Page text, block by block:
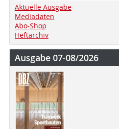
Aktuelle Ausgabe
Mediadaten
Abo-Shop
Heftarchiv
Ausgabe 07-08/2026